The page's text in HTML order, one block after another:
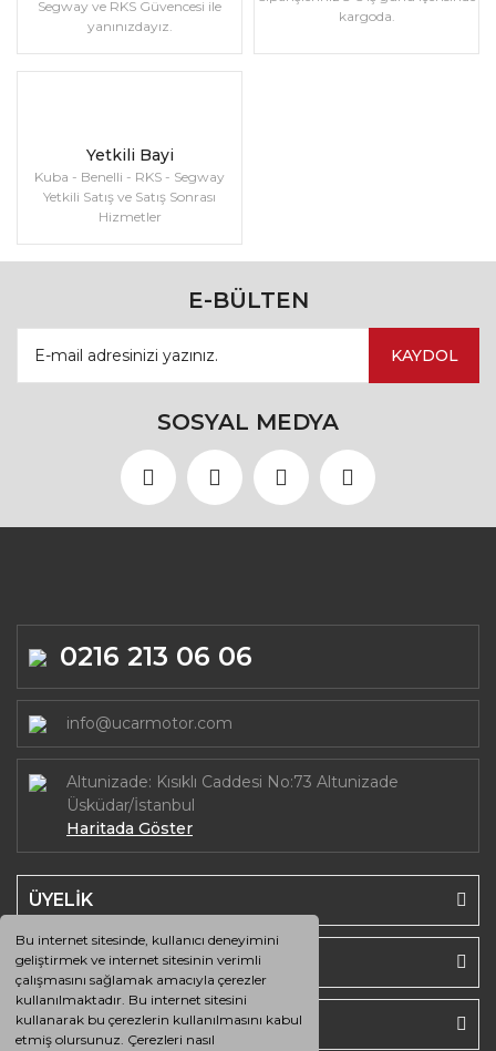
Bu internet sitesinde, kullanıcı deneyimini
geliştirmek ve internet sitesinin verimli
çalışmasını sağlamak amacıyla çerezler
kullanılmaktadır. Bu internet sitesini
kullanarak bu çerezlerin kullanılmasını kabul
etmiş olursunuz. Çerezleri nasıl
Segway ve RKS Güvencesi ile
yanınızdayız.
kargoda.
Yetkili Bayi
Kuba - Benelli - RKS - Segway
Yetkili Satış ve Satış Sonrası
Hizmetler
E-BÜLTEN
KAYDOL
SOSYAL MEDYA
0216 213 06 06
info@ucarmotor.com
Altunizade: Kısıklı Caddesi No:73 Altunizade
Üsküdar/İstanbul
Haritada Göster
ÜYELİK
SAYFALAR
HESABIM